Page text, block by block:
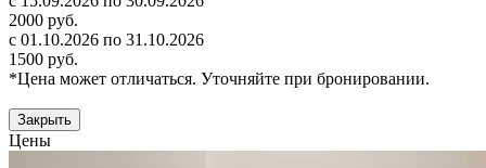
2000 руб.
с 01.10.2026 по 31.10.2026
1500 руб.
*Цена может отличаться. Уточняйте при бронировании.
Закрыть
Цены